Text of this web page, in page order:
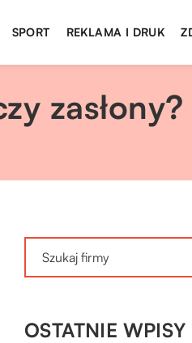
SPORT REKLAMA I DRUK
zasłony?
OSTATNIE WPISY